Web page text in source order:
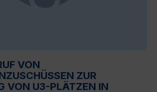
VON
ZUR
VON U3-PLÄTZEN IN